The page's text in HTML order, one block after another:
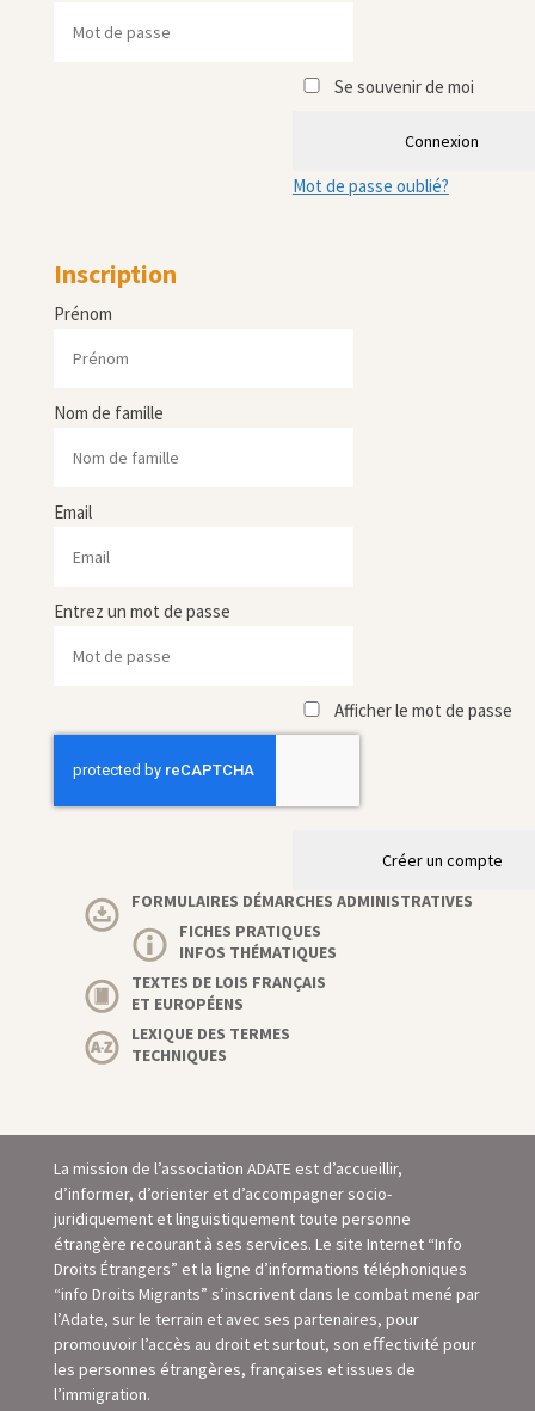
Se souvenir de moi
Connexion
Mot de passe oublié?
Inscription
Prénom
Nom de famille
Email
Entrez un mot de passe
Afficher le mot de passe
Créer un compte
FORMULAIRES DÉMARCHES ADMINISTRATIVES
FICHES PRATIQUES
INFOS THÉMATIQUES
TEXTES DE LOIS FRANÇAIS
ET EUROPÉENS
LEXIQUE DES TERMES
TECHNIQUES
La mission de l’association ADATE est d’accueillir,
d’informer, d’orienter et d’accompagner socio-
juridiquement et linguistiquement toute personne
étrangère recourant à ses services. Le site Internet “Info
Droits Étrangers” et la ligne d’informations téléphoniques
“info Droits Migrants” s’inscrivent dans le combat mené par
l’Adate, sur le terrain et avec ses partenaires, pour
promouvoir l’accès au droit et surtout, son eﬀectivité pour
les personnes étrangères, françaises et issues de
l’immigration.